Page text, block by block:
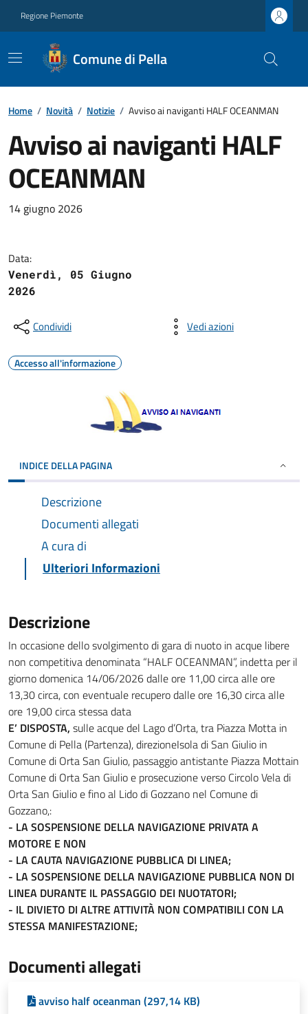
Regione Piemonte
Comune di Pella
Home / Novità / Notizie / Avviso ai naviganti HALF OCEANMAN
Avviso ai naviganti HALF
OCEANMAN
14 giugno 2026
Data:
Venerdì, 05 Giugno
2026
Condividi Vedi azioni
Accesso all'informazione
INDICE DELLA PAGINA
Descrizione
Documenti allegati
A cura di
Ulteriori Informazioni
Descrizione
In occasione dello svolgimento di gara di nuoto in acque libere
non competitiva denominata “HALF OCEANMAN”, indetta per il
giorno domenica 14/06/2026 dalle ore 11,00 circa alle ore
13,30 circa, con eventuale recupero dalle ore 16,30 circa alle
ore 19,00 circa stessa data
E’ DISPOSTA, sulle acque del Lago d’Orta, tra Piazza Motta in
Comune di Pella (Partenza), direzioneIsola di San Giulio in
Comune di Orta San Giulio, passaggio antistante Piazza Mottain
Comune di Orta San Giulio e prosecuzione verso Circolo Vela di
Orta San Giulio e fino al Lido di Gozzano nel Comune di
Gozzano,:
- LA SOSPENSIONE DELLA NAVIGAZIONE PRIVATA A
MOTORE E NON
- LA CAUTA NAVIGAZIONE PUBBLICA DI LINEA;
- LA SOSPENSIONE DELLA NAVIGAZIONE PUBBLICA NON DI
LINEA DURANTE IL PASSAGGIO DEI NUOTATORI;
- IL DIVIETO DI ALTRE ATTIVITÀ NON COMPATIBILI CON LA
STESSA MANIFESTAZIONE;
Documenti allegati
avviso half oceanman (297,14 KB)